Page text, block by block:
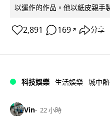
以運作的作品。他以紙皮親手
2,891 169 ↗ 分享
科技娛樂 生活娛樂 城中
Vin 22 小時